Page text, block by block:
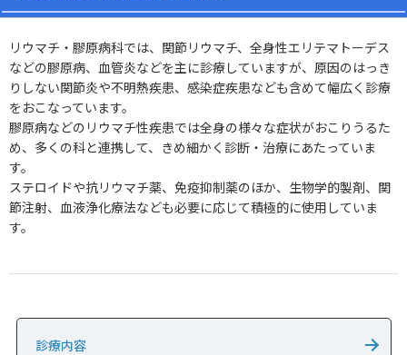
リウマチ・膠原病科では、関節リウマチ、全身性エリテマトーデス
などの膠原病、血管炎などを主に診療していますが、原因のはっき
りしない関節炎や不明熱疾患、感染症疾患なども含めて幅広く診療
をおこなっています。
膠原病などのリウマチ性疾患では全身の様々な症状がおこりうるた
め、多くの科と連携して、きめ細かく診断・治療にあたっていま
す。
ステロイドや抗リウマチ薬、免疫抑制薬のほか、生物学的製剤、関
節注射、血液浄化療法なども必要に応じて積極的に使用していま
す。
診療内容